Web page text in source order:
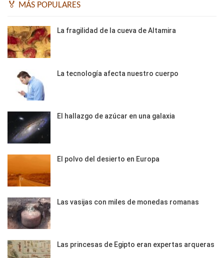
🏅 MÁS POPULARES
La fragilidad de la cueva de Altamira
La tecnología afecta nuestro cuerpo
El hallazgo de azúcar en una galaxia
El polvo del desierto en Europa
Las vasijas con miles de monedas romanas
Las princesas de Egipto eran expertas arqueras